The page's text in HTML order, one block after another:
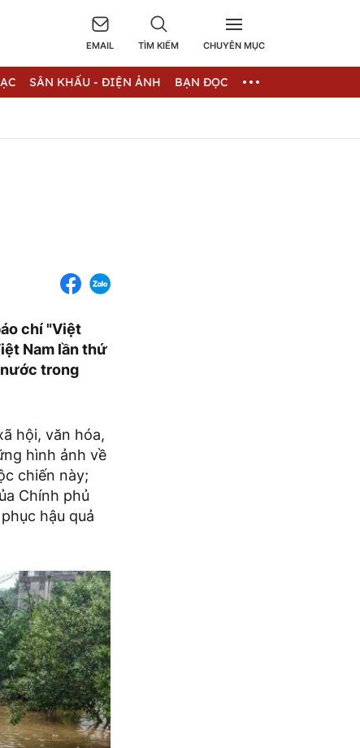
EMAIL TÌM KIẾM CHUYÊN MỤC
SÂN KHẤU - ĐIỆN ẢNH BẠN ĐỌC
chí "Việt
Nam lần thứ
trong
hội, văn hóa,
hình ảnh về
chiến này;
Chính phủ
hậu quả